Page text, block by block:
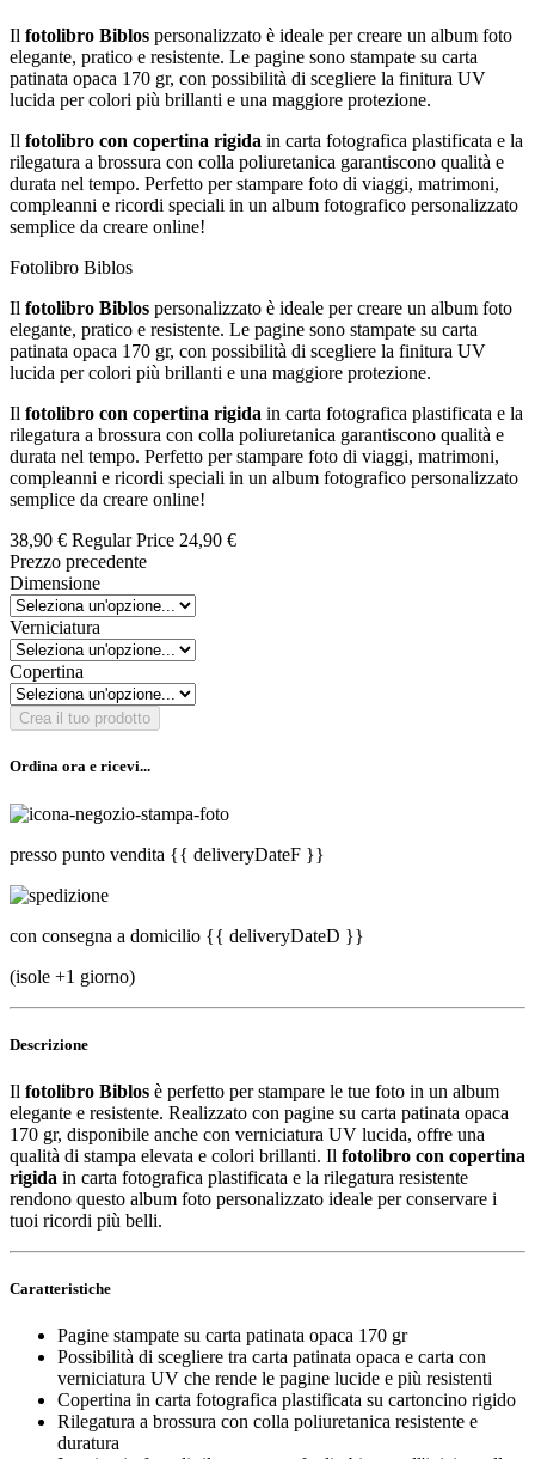
Il fotolibro Biblos personalizzato è ideale per creare un album foto
elegante, pratico e resistente. Le pagine sono stampate su carta
patinata opaca 170 gr, con possibilità di scegliere la finitura UV
lucida per colori più brillanti e una maggiore protezione.
Il fotolibro con copertina rigida in carta fotografica plastificata e la
rilegatura a brossura con colla poliuretanica garantiscono qualità e
durata nel tempo. Perfetto per stampare foto di viaggi, matrimoni,
compleanni e ricordi speciali in un album fotografico personalizzato
semplice da creare online!
Fotolibro Biblos
Il fotolibro Biblos personalizzato è ideale per creare un album foto
elegante, pratico e resistente. Le pagine sono stampate su carta
patinata opaca 170 gr, con possibilità di scegliere la finitura UV
lucida per colori più brillanti e una maggiore protezione.
Il fotolibro con copertina rigida in carta fotografica plastificata e la
rilegatura a brossura con colla poliuretanica garantiscono qualità e
durata nel tempo. Perfetto per stampare foto di viaggi, matrimoni,
compleanni e ricordi speciali in un album fotografico personalizzato
semplice da creare online!
38,90 € Regular Price 24,90 €
Prezzo precedente
Dimensione
Verniciatura
Copertina
Crea il tuo prodotto
Ordina ora e ricevi...
presso punto vendita {{ deliveryDateF }}
con consegna a domicilio {{ deliveryDateD }}
(isole +1 giorno)
Descrizione
Il fotolibro Biblos è perfetto per stampare le tue foto in un album
elegante e resistente. Realizzato con pagine su carta patinata opaca
170 gr, disponibile anche con verniciatura UV lucida, offre una
qualità di stampa elevata e colori brillanti. Il fotolibro con copertina
rigida in carta fotografica plastificata e la rilegatura resistente
rendono questo album foto personalizzato ideale per conservare i
tuoi ricordi più belli.
Caratteristiche
Pagine stampate su carta patinata opaca 170 gr
Possibilità di scegliere tra carta patinata opaca e carta con
verniciatura UV che rende le pagine lucide e più resistenti
Copertina in carta fotografica plastificata su cartoncino rigido
Rilegatura a brossura con colla poliuretanica resistente e
duratura